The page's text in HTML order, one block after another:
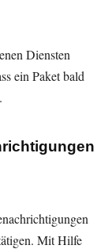
Diensten
ein Paket bald
Mit Hilfe